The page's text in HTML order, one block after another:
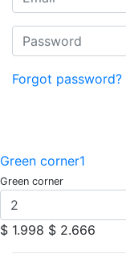
Forgot password?
Green corner1
Green corner
$ 1.998 $ 2.666